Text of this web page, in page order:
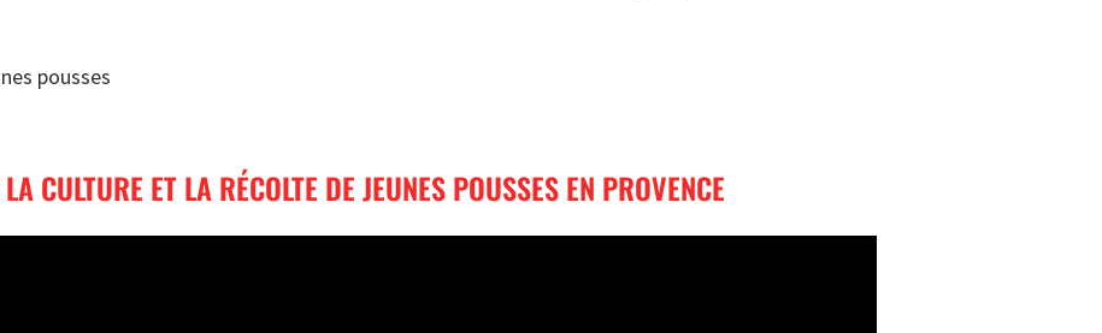
pousses
CULTURE ET LA RÉCOLTE DE JEUNES POUSSES EN PROVENCE